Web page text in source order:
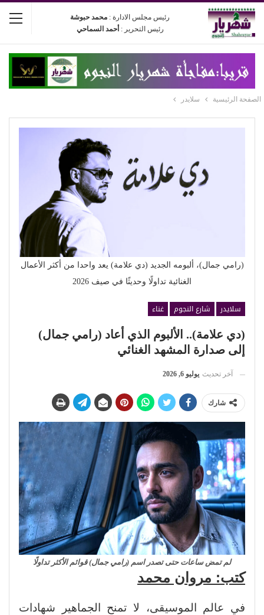
رئيس مجلس الادارة : محمد حبوشة
رئيس التحرير : أحمد السماحي
الصفحة الرئيسية سلايدر
(رامي جمال)، ألبومه الجديد (دي علامة) يعد واحدا من أكثر الأعمال
الغنائية تداولًا وحديثًا في صيف 2026
سلايدر شارع النجوم
غناء
(دي علامة).. الألبوم الذي أعاد (رامي جمال)
إلى صدارة المشهد الغنائي
آخر تحديث يوليو 6, 2026
شارك
لم تمض ساعات حتى تصدر اسم (رامي جمال) قوائم الأكثر تداولًا
كتب: مروان محمد
في عالم الموسيقى، لا تمنح الجماهير شهادات